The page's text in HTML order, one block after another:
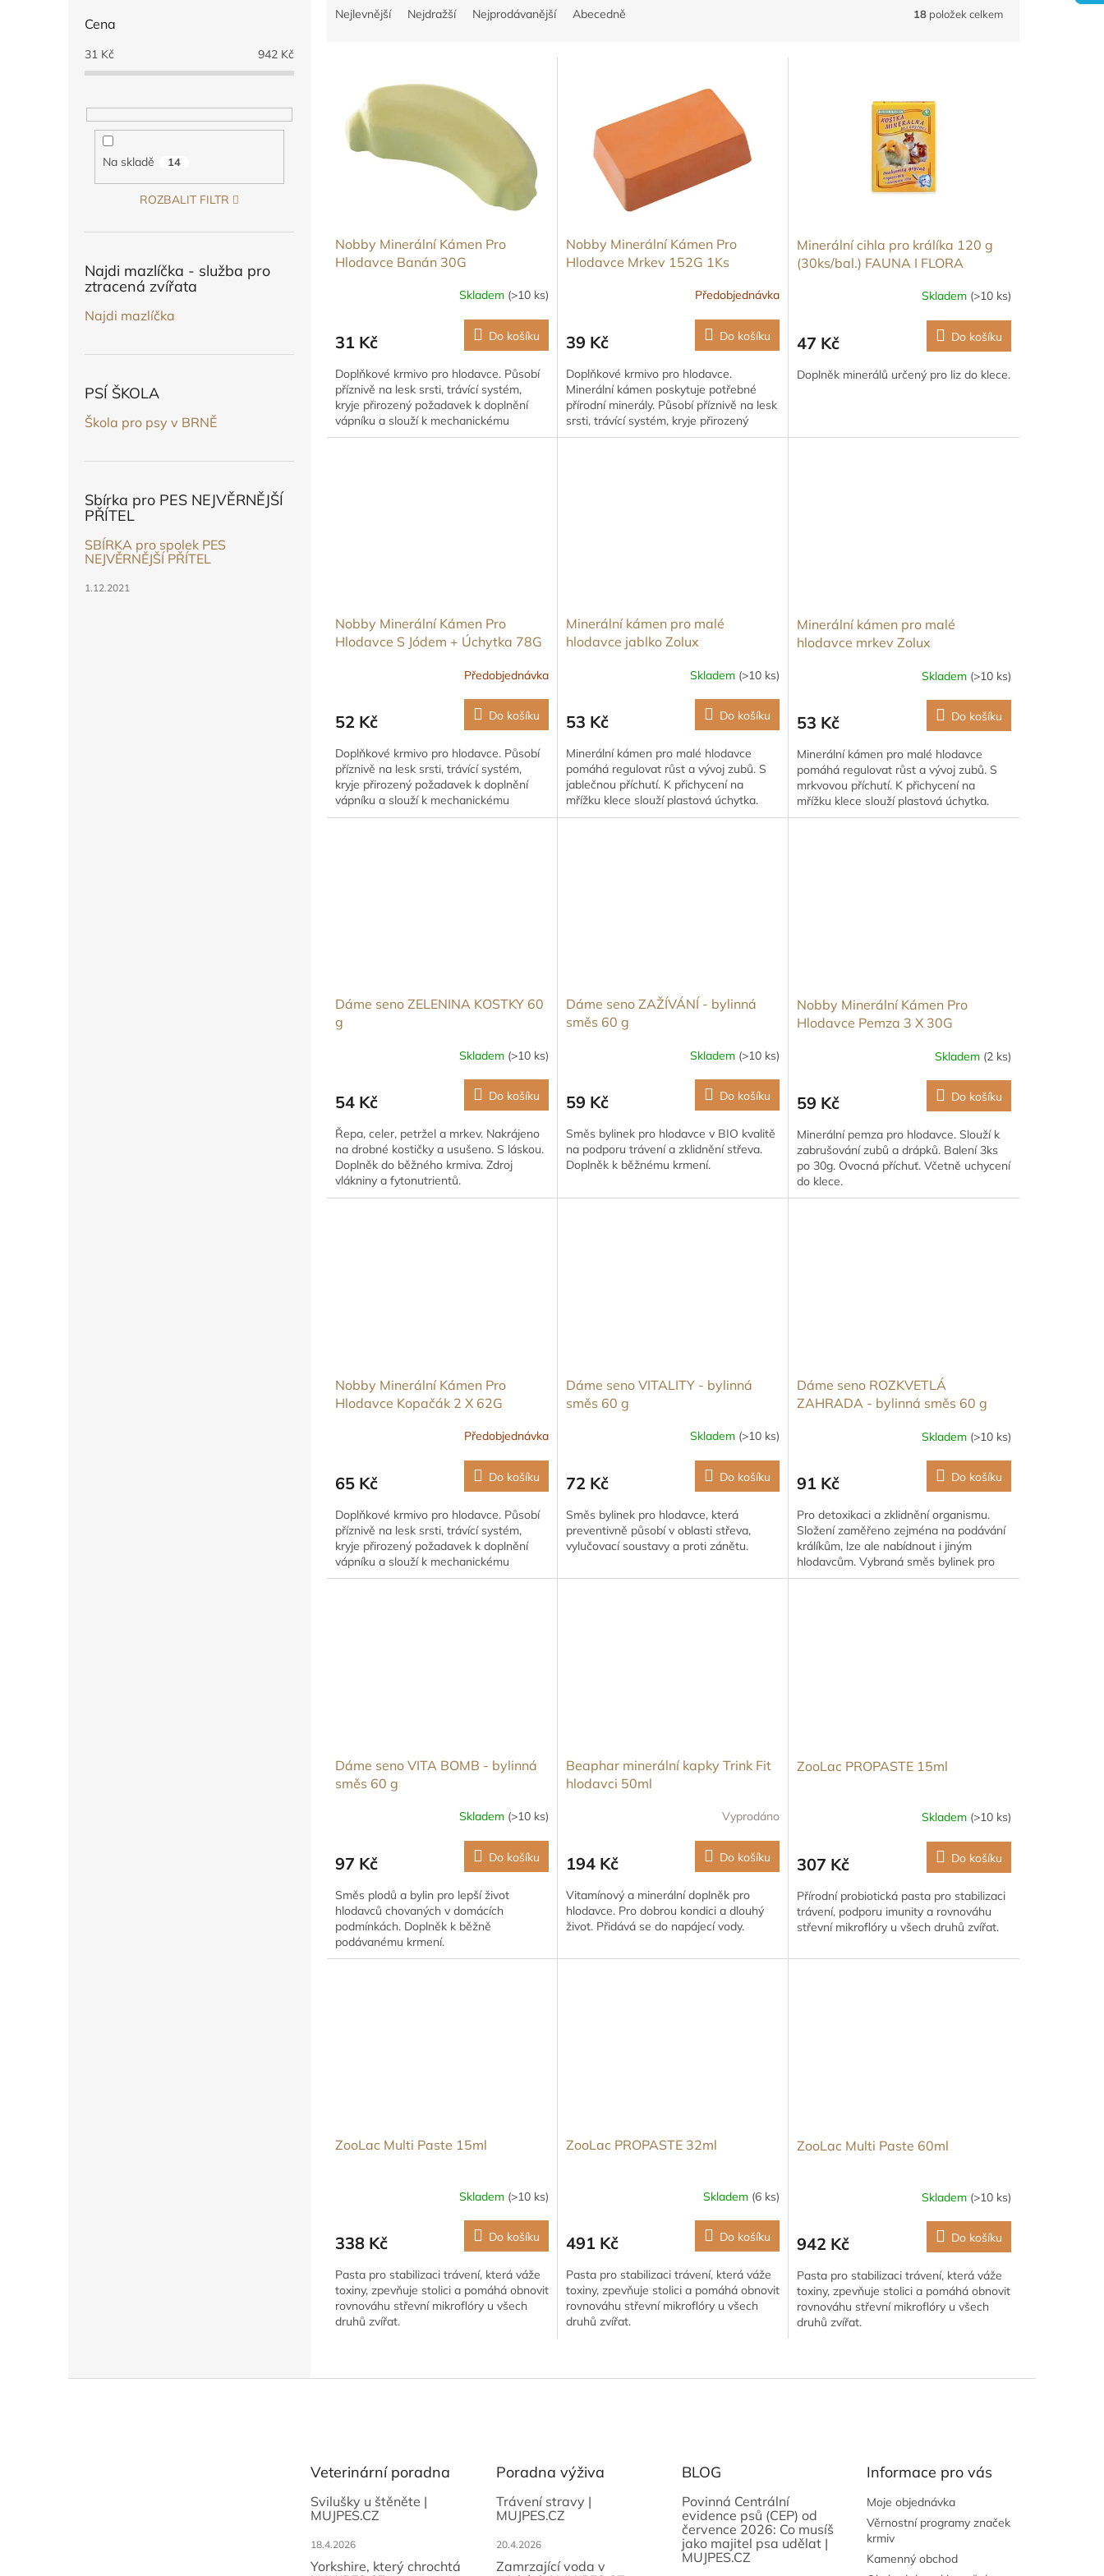
Cena
31 Kč 942 Kč
Na skladě 14
ROZBALIT FILTR
Najdi mazlíčka - služba pro
ztracená zvířata
Najdi mazlíčka
PSÍ ŠKOLA
Škola pro psy v BRNĚ
Sbírka pro PES NEJVĚRNĚJŠÍ
PŘÍTEL
SBÍRKA pro spolek PES
NEJVĚRNĚJŠÍ PŘÍTEL
1.12.2021
Nejlevnější Nejdražší Nejprodávanější Abecedně 18 položek celkem
Nobby Minerální Kámen Pro
Hlodavce Banán 30G
Skladem (>10 ks)
31 Kč Do košíku
Doplňkové krmivo pro hlodavce. Působí
příznivě na lesk srsti, trávící systém,
kryje přirozený požadavek k doplnění
vápníku a slouží k mechanickému
obrušování zoubků a drápků.
Nobby Minerální Kámen Pro
Hlodavce Mrkev 152G 1Ks
Předobjednávka
39 Kč Do košíku
Doplňkové krmivo pro hlodavce.
Minerální kámen poskytuje potřebné
přírodní minerály. Působí příznivě na lesk
srsti, trávící systém, kryje přirozený
požadavek k doplnění vápníku...
Minerální cihla pro králíka 120 g
(30ks/bal.) FAUNA I FLORA
Skladem (>10 ks)
47 Kč Do košíku
Doplněk minerálů určený pro liz do klece.
Nobby Minerální Kámen Pro
Hlodavce S Jódem + Úchytka 78G
Předobjednávka
52 Kč Do košíku
Doplňkové krmivo pro hlodavce. Působí
příznivě na lesk srsti, trávící systém,
kryje přirozený požadavek k doplnění
vápníku a slouží k mechanickému
obrušování zoubků a drápků.
Minerální kámen pro malé
hlodavce jablko Zolux
Skladem (>10 ks)
53 Kč Do košíku
Minerální kámen pro malé hlodavce
pomáhá regulovat růst a vývoj zubů. S
jablečnou příchutí. K přichycení na
mřížku klece slouží plastová úchytka.
Minerální kámen pro malé
hlodavce mrkev Zolux
Skladem (>10 ks)
53 Kč Do košíku
Minerální kámen pro malé hlodavce
pomáhá regulovat růst a vývoj zubů. S
mrkvovou příchutí. K přichycení na
mřížku klece slouží plastová úchytka.
Dáme seno ZELENINA KOSTKY 60
g
Skladem (>10 ks)
54 Kč Do košíku
Řepa, celer, petržel a mrkev. Nakrájeno
na drobné kostičky a usušeno. S láskou.
Doplněk do běžného krmiva. Zdroj
vlákniny a fytonutrientů.
Dáme seno ZAŽÍVÁNÍ - bylinná
směs 60 g
Skladem (>10 ks)
59 Kč Do košíku
Směs bylinek pro hlodavce v BIO kvalitě
na podporu trávení a zklidnění střeva.
Doplněk k běžnému krmení.
Nobby Minerální Kámen Pro
Hlodavce Pemza 3 X 30G
Skladem (2 ks)
59 Kč Do košíku
Minerální pemza pro hlodavce. Slouží k
zabrušování zubů a drápků. Balení 3ks
po 30g. Ovocná příchuť. Včetně uchycení
do klece.
Nobby Minerální Kámen Pro
Hlodavce Kopačák 2 X 62G
Předobjednávka
65 Kč Do košíku
Doplňkové krmivo pro hlodavce. Působí
příznivě na lesk srsti, trávící systém,
kryje přirozený požadavek k doplnění
vápníku a slouží k mechanickému
obrušování zoubků a drápků.
Dáme seno VITALITY - bylinná
směs 60 g
Skladem (>10 ks)
72 Kč Do košíku
Směs bylinek pro hlodavce, která
preventivně působí v oblasti střeva,
vylučovací soustavy a proti zánětu.
Dáme seno ROZKVETLÁ
ZAHRADA - bylinná směs 60 g
Skladem (>10 ks)
91 Kč Do košíku
Pro detoxikaci a zklidnění organismu.
Složení zaměřeno zejména na podávání
králíkům, lze ale nabídnout i jiným
hlodavcům. Vybraná směs bylinek pro
hlodavce.
Dáme seno VITA BOMB - bylinná
směs 60 g
Skladem (>10 ks)
97 Kč Do košíku
Směs plodů a bylin pro lepší život
hlodavců chovaných v domácích
podmínkách. Doplněk k běžně
podávanému krmení.
Beaphar minerální kapky Trink Fit
hlodavci 50ml
Vyprodáno
194 Kč Do košíku
Vitamínový a minerální doplněk pro
hlodavce. Pro dobrou kondici a dlouhý
život. Přidává se do napájecí vody.
ZooLac PROPASTE 15ml
Skladem (>10 ks)
307 Kč Do košíku
Přírodní probiotická pasta pro stabilizaci
trávení, podporu imunity a rovnováhu
střevní mikroflóry u všech druhů zvířat.
ZooLac Multi Paste 15ml
Skladem (>10 ks)
338 Kč Do košíku
Pasta pro stabilizaci trávení, která váže
toxiny, zpevňuje stolici a pomáhá obnovit
rovnováhu střevní mikroflóry u všech
druhů zvířat.
ZooLac PROPASTE 32ml
Skladem (6 ks)
491 Kč Do košíku
Pasta pro stabilizaci trávení, která váže
toxiny, zpevňuje stolici a pomáhá obnovit
rovnováhu střevní mikroflóry u všech
druhů zvířat.
ZooLac Multi Paste 60ml
Skladem (>10 ks)
942 Kč Do košíku
Pasta pro stabilizaci trávení, která váže
toxiny, zpevňuje stolici a pomáhá obnovit
rovnováhu střevní mikroflóry u všech
druhů zvířat.
v
Veterinární poradna
Svilušky u štěněte |
MUJPES.CZ
18.4.2026
Yorkshire, který chrochtá
Poradna výživa
Trávení stravy |
MUJPES.CZ
20.4.2026
Zamrzající voda v
BLOG
Povinná Centrální
evidence psů (CEP) od
července 2026: Co musíš
jako majitel psa udělat |
MUJPES.CZ
Informace pro vás
Moje objednávka
Věrnostní programy značek
krmiv
Kamenný obchod